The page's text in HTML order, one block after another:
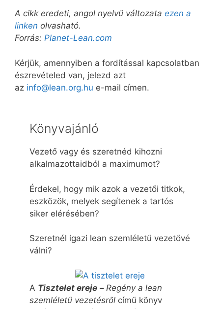
A cikk eredeti, angol nyelvű változata ezen a
linken olvasható.
Forrás: Planet-Lean.com
Kérjük, amennyiben a fordítással kapcsolatban
észrevételed van, jelezd azt
az info@lean.org.hu e-mail címen.
Könyvajánló
Vezető vagy és szeretnéd kihozni
alkalmazottaidból a maximumot?
Érdekel, hogy mik azok a vezetői titkok,
eszközök, melyek segítenek a tartós
siker elérésében?
Szeretnél igazi lean szemléletű vezetővé
válni?
A Tisztelet ereje – Regény a lean
szemléletű vezetésről című könyv